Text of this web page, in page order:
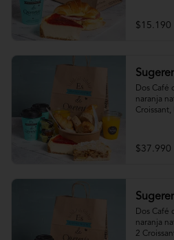
$15.190
Dos Café
naranja
Torta, Pie
$37.990
Dos Café
naranja
2